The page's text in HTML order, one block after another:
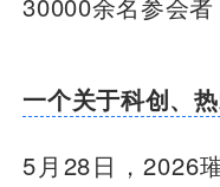
一个关于科创、
5月28日，2026